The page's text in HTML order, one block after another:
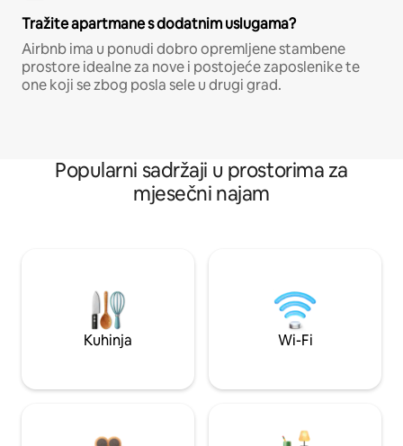
Tražite apartmane s dodatnim uslugama?
Airbnb ima u ponudi dobro opremljene stambene
prostore idealne za nove i postojeće zaposlenike te
one koji se zbog posla sele u drugi grad.
Popularni sadržaji u prostorima za
mjesečni najam
Kuhinja Wi-Fi